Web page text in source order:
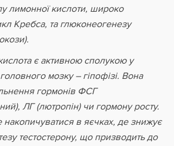
лимонної кислоти, широко
Кребса, та глюконеогенезу
є активною сполукою у
мозку – гіпофізі. Вона
гормонів ФСГ
ЛГ (лютропін) чи гормону росту.
накопичуватися в яєчках, де знижує
тестостерону, що призводить до